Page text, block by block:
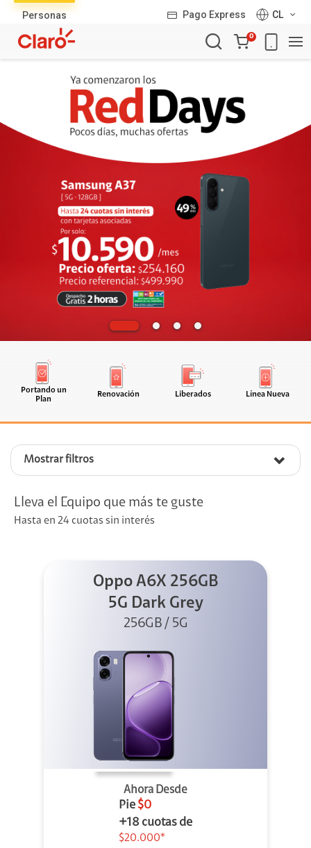
Personas Pago Express
CL
Carro
de
0
Portando un
Plan
Renovación Liberados Línea Nueva
Mostrar filtros
productos
Lleva el Equipo que más te guste
Hasta en 24 cuotas sin interés
Oppo A6X 256GB
5G Dark Grey
256GB / 5G
Ahora Desde
Pie $0
+18 cuotas de
$20.000*